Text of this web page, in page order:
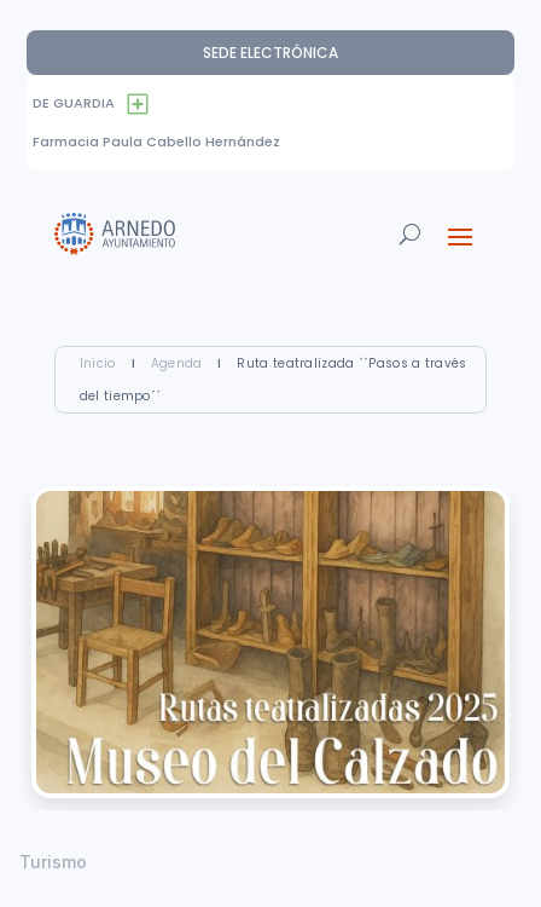
SEDE ELECTRÓNICA
DE GUARDIA
Farmacia Paula Cabello Hernández
Inicio I Agenda I
Ruta teatralizada ´´Pasos a través
del tiempo´´
Turismo